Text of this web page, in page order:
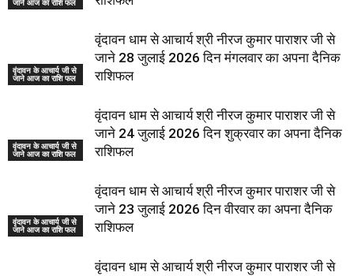
जाने आज का राशि फल
वृंदावन के आचार्य जी से
जाने आज का राशि फल
वृंदावन धाम से आचार्य श्री नीरज कुमार पाराशर जी से
जाने 28 जुलाई 2026 दिन मंगलवार का अपना दैनिक
राशिफल
वृंदावन के आचार्य जी से
जाने आज का राशि फल
वृंदावन धाम से आचार्य श्री नीरज कुमार पाराशर जी से
जाने 24 जुलाई 2026 दिन शुक्रवार का अपना दैनिक
राशिफल
वृंदावन के आचार्य जी से
जाने आज का राशि फल
वृंदावन धाम से आचार्य श्री नीरज कुमार पाराशर जी से
जाने 23 जुलाई 2026 दिन वीरवार का अपना दैनिक
राशिफल
वृंदावन धाम से आचार्य श्री नीरज कुमार पाराशर जी से